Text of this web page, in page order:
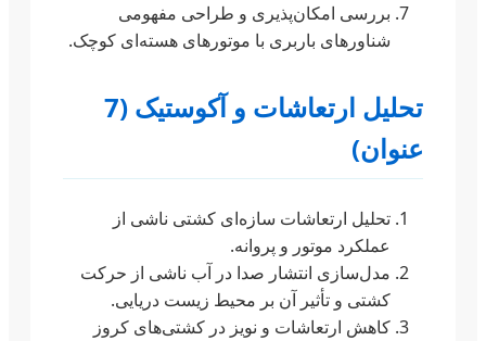
بررسی امکان‌پذیری و طراحی مفهومی
شناورهای باربری با موتورهای هسته‌ای کوچک.
تحلیل ارتعاشات و آکوستیک (7
عنوان)
تحلیل ارتعاشات سازه‌ای کشتی ناشی از
عملکرد موتور و پروانه.
مدل‌سازی انتشار صدا در آب ناشی از حرکت
کشتی و تأثیر آن بر محیط زیست دریایی.
کاهش ارتعاشات و نویز در کشتی‌های کروز